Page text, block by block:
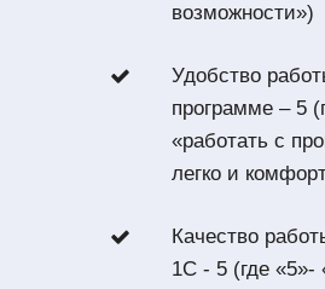
возможности»)
Удобство
программе – 5
«работать с
легко и
Качество
1С - 5 (где «5»-